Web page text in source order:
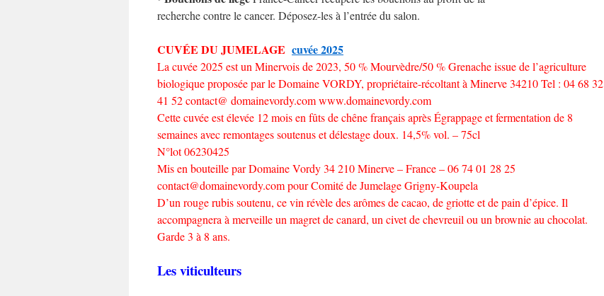
recherche contre le cancer. Déposez-les à l’entrée du salon.
CUVÉE DU JUMELAGE cuvée 2025
La cuvée 2025 est un Minervois de 2023, 50 % Mourvèdre/50 % Grenache issue de l’agriculture
biologique proposée par le Domaine VORDY, propriétaire-récoltant à Minerve 34210 Tel : 04 68 32
41 52 contact@ domainevordy.com www.domainevordy.com
Cette cuvée est élevée 12 mois en fûts de chêne français après Égrappage et fermentation de 8
semaines avec remontages soutenus et délestage doux. 14,5% vol. – 75cl
N°lot 06230425
Mis en bouteille par Domaine Vordy 34 210 Minerve – France – 06 74 01 28 25
contact@domainevordy.com pour Comité de Jumelage Grigny-Koupela
D’un rouge rubis soutenu, ce vin révèle des arômes de cacao, de griotte et de pain d’épice. Il
accompagnera à merveille un magret de canard, un civet de chevreuil ou un brownie au chocolat.
Garde 3 à 8 ans.
Les viticulteurs